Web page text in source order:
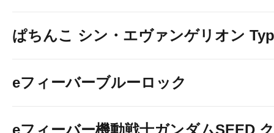
ぱちんこ シン・エヴァンゲリオン
eフィーバーブルーロック
eフィーバー機動戦士ガンダムSEED